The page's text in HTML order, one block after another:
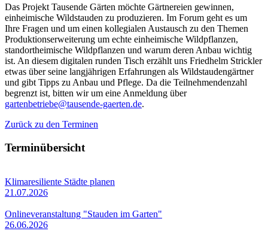
Das Projekt Tausende Gärten möchte Gärtnereien gewinnen,
einheimische Wildstauden zu produzieren. Im Forum geht es um
Ihre Fragen und um einen kollegialen Austausch zu den Themen
Produktionserweiterung um echte einheimische Wildpflanzen,
standortheimische Wildpflanzen und warum deren Anbau wichtig
ist. An diesem digitalen runden Tisch erzählt uns Friedhelm Strickler
etwas über seine langjährigen Erfahrungen als Wildstaudengärtner
und gibt Tipps zu Anbau und Pflege. Da die Teilnehmendenzahl
begrenzt ist, bitten wir um eine Anmeldung über
gartenbetriebe@tausende-gaerten.de.
Zurück zu den Terminen
Terminübersicht
Klimaresiliente Städte planen
21.07.2026
Onlineveranstaltung "Stauden im Garten"
26.06.2026